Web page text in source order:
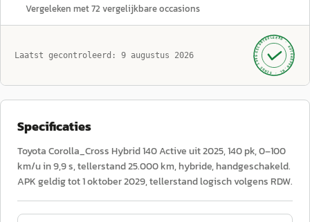
Vergeleken met72 vergelijkbare occasions
Laatst gecontroleerd: 9 augustus 2026 GECONTROLEERD ·
AUTOKOPEN.NL
· SINDS 1999 ·
Specificaties
Toyota Corolla_Cross Hybrid 140 Active uit 2025, 140 pk, 0–100
km/u in 9,9 s, tellerstand 25.000 km, hybride, handgeschakeld.
APK geldig tot 1 oktober 2029, tellerstand logisch volgens RDW.